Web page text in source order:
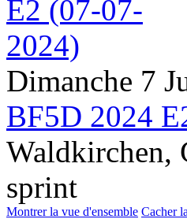
Dimanche 7
BF5D 2024
Waldkirchen,
sprint
Montrer la vue d'ensemble Cacher